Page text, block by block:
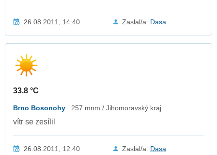
26.08.2011, 14:40 Zaslal/a: Dasa
33.8 °C
Brno Bosonohy 257 mnm / Jihomoravský kraj
vítr se zesílil
26.08.2011, 12:40 Zaslal/a: Dasa